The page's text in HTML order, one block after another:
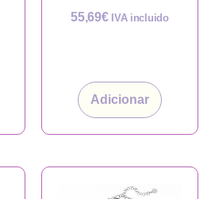
55,69€ IVA incluido
Adicionar